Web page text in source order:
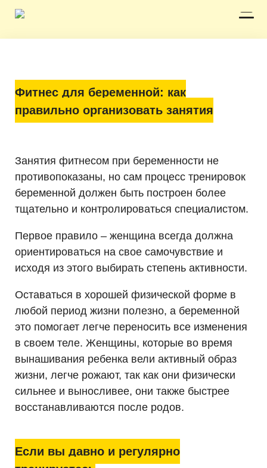
Фитнес для беременной: как
правильно организовать занятия
Занятия фитнесом при беременности не
противопоказаны, но сам процесс тренировок
беременной должен быть построен более
тщательно и контролироваться специалистом.
Первое правило – женщина всегда должна
ориентироваться на свое самочувствие и
исходя из этого выбирать степень активности.
Оставаться в хорошей физической форме в
любой период жизни полезно, а беременной
это помогает легче переносить все изменения
в своем теле. Женщины, которые во время
вынашивания ребенка вели активный образ
жизни, легче рожают, так как они физически
сильнее и выносливее, они также быстрее
восстанавливаются после родов.
Если вы давно и регулярно